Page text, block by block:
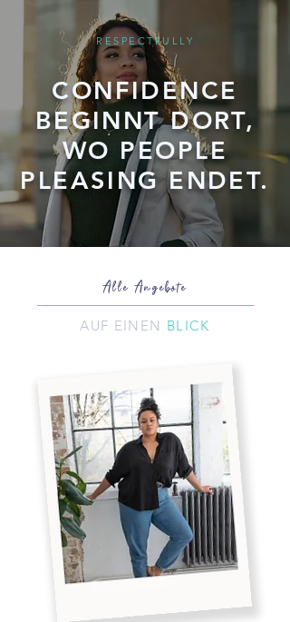
RESPECTFULLY
CONFIDENCE
BEGINNT DORT,
WO PEOPLE
PLEASING ENDET.
Alle Angebote
AUF EINEN BLICK